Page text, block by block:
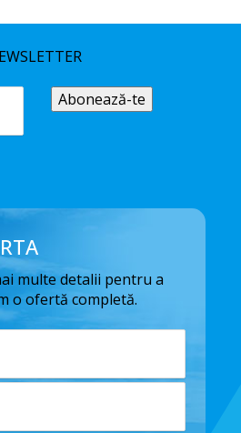
multe detalii pentru a
o ofertă completă.